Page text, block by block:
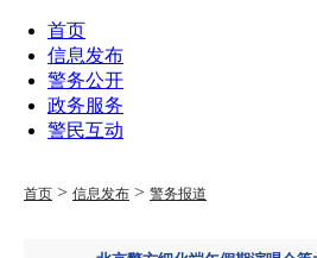
首页
信息发布
警务公开
政务服务
警民互动
首页 > 信息发布 > 警务报道